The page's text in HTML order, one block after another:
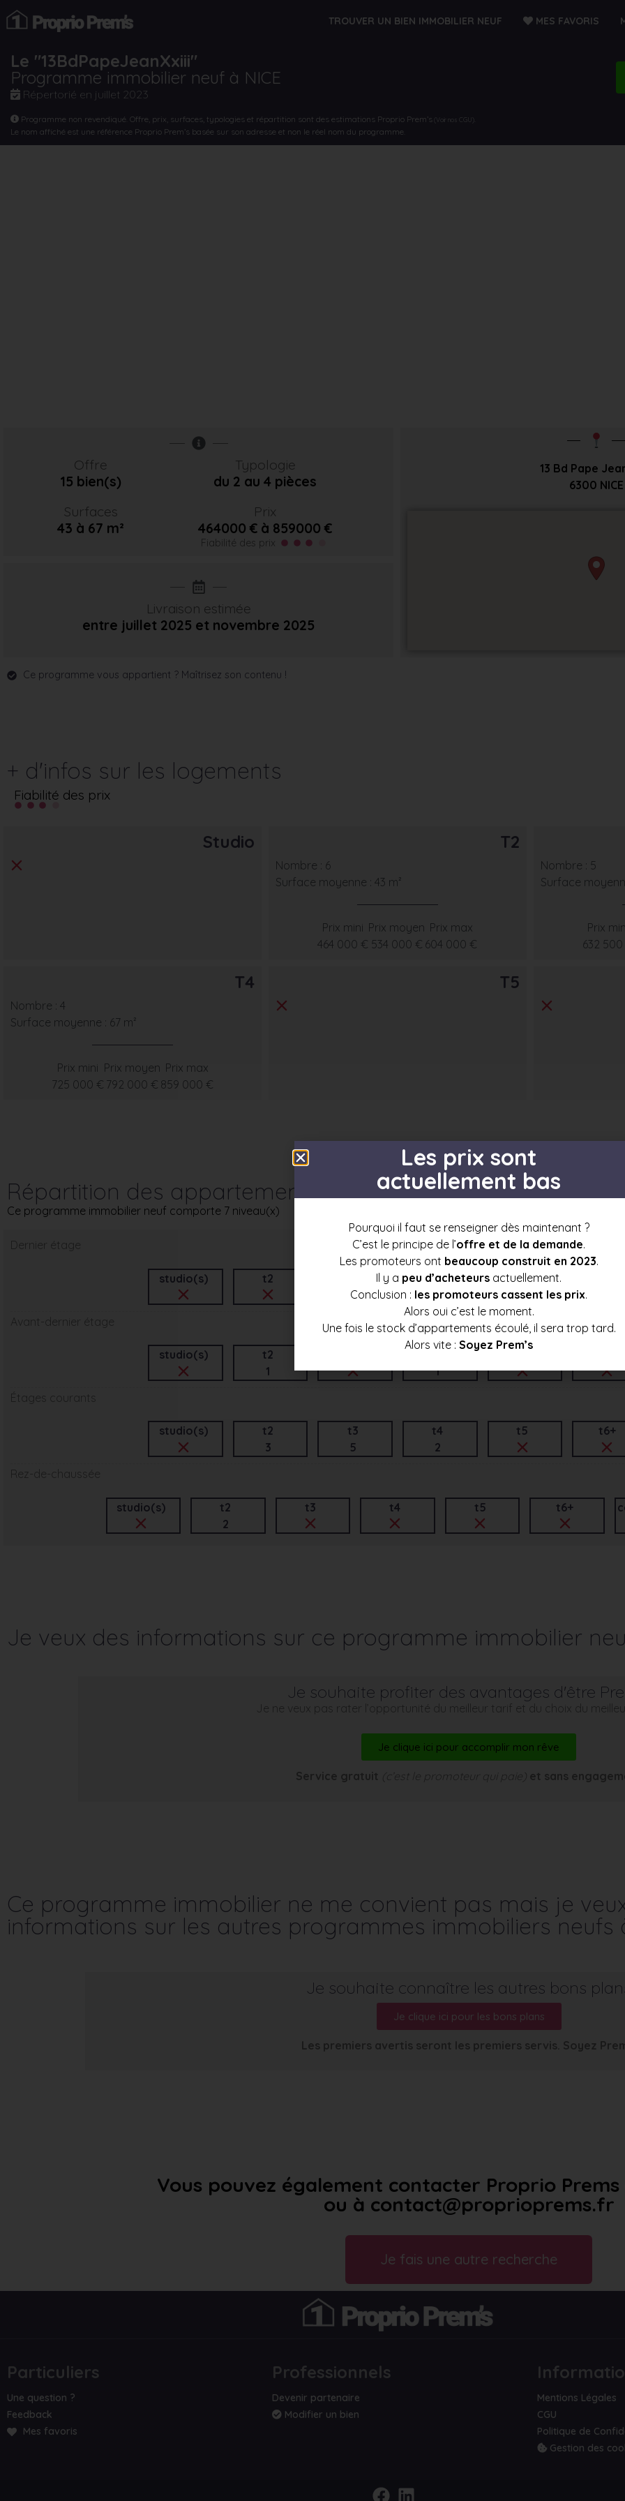
TROUVER UN BIEN IMMOBILIER NEUF MES FAVORIS
Le "13BdPapeJeanXxiii"
Programme immobilier neuf à NICE
Répertorié en juillet 2023
Programme non revendiqué. Offre, prix, surfaces, typologies et répartition sont des estimations Proprio Prem’s (Voir nos CGU)
Le nom affiché est une référence Proprio Prem’s basée sur son adresse et non le réel nom du programme.
Offre
15 bien(s)
Typologie
du 2 au 4 pièces
Surfaces
43 à 67 m²
Prix
464000 € à 859000 €
Fiabilité des prix
Livraison estimée
entre juillet 2025 et novembre 2025
13 Bd Pape
6300 NICE
Ce programme vous appartient ? Maîtrisez son contenu !
+ d'infos sur les logements
Fiabilité des prix
Studio T2
Nombre : 6
Surface moyenne : 43 m²
Prix mini
464 000 €
Prix moyen
534 000 €
Prix max
604 000 €
Nombre : 5
Surface
Prix
632
T4
Nombre : 4
Surface moyenne : 67 m²
Prix mini
725 000 €
Prix moyen
792 000 €
Prix max
859 000 €
T5
Répartition des appartements par étage
Ce programme immobilier neuf comporte 7 niveau(x)
Dernier étage
studio(s) t2
t4
1
t5
Avant-dernier étage
studio(s)
t2
1
1
Étages courants
studio(s)
t2
3
t3
5
t4
2
t5 t6+
Rez-de-chaussée
studio(s)
t2
2
t3 t4 t5 t6+
Je veux des informations sur ce programme immobilier
Je souhaite profiter des avantages d'être
Je ne veux pas rater l’opportunité du meilleur tarif et du choix du
Je clique ici pour accomplir mon rêve
Service gratuit (c’est le promoteur qui paie) et sans
Ce programme immobilier ne me convient pas mais je
informations sur les autres programmes immobiliers neufs
Je souhaite connaître les autres bons
Je clique ici pour les bons plans
Les premiers avertis seront les premiers servis. Soyez
Vous pouvez également contacter Proprio Prems
ou à contact@proprioprems.fr
Je fais une autre recherche
Particuliers
Une question ?
Feedback
Mes favoris
Professionnels
Devenir partenaire
Modifier un bien
Mentions Légales
CGU
Politique de
Gestion des
Les prix sont
actuellement bas
Pourquoi il faut se renseigner dès maintenant ?
C’est le principe de l’offre et de la demande.
Les promoteurs ont beaucoup construit en 2023.
Il y a peu d’acheteurs actuellement.
Conclusion : les promoteurs cassent les prix.
Alors oui c’est le moment.
Une fois le stock d’appartements écoulé, il sera trop tard.
Alors vite : Soyez Prem’s